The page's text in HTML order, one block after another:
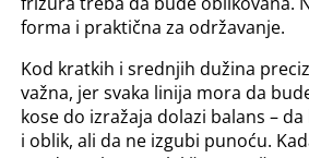
forma i praktična za održavanje.
Kod kratkih i srednjih dužina
važna, jer svaka linija mora da
kose do izražaja dolazi balans –
i oblik, ali da ne izgubi punoću.